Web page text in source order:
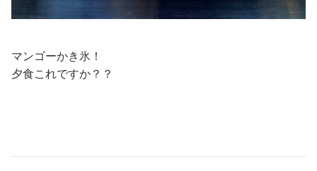
マンゴーかき氷！
夕食これですか？？